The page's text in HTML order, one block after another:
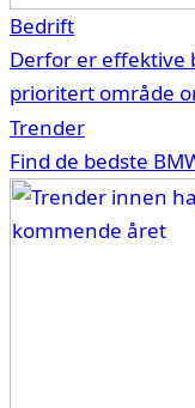
Bedrift
Derfor er effektive
prioritert område
Trender
Find de bedste